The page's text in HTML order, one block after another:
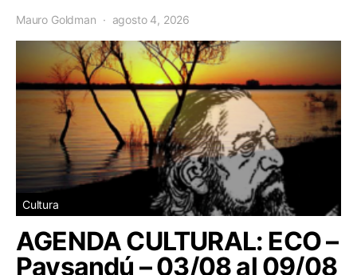
Mauro Goldman agosto 4, 2026
Cultura
AGENDA CULTURAL: ECO –
Paysandú – 03/08 al 09/08